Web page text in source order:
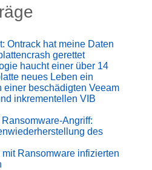
Ontrack hat meine Daten
gerettet
haucht einer über 14
neues Leben ein
einer beschädigten Veeam
inkrementellen VIB
Angriff:
des
mit Ransomware infizierten